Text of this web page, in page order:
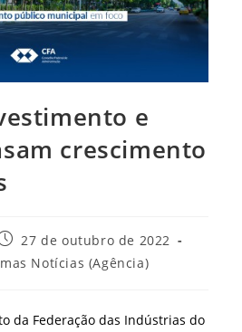
e
crescimento
27 de outubro de 2022
Notícias (Agência)
da Federação das Indústrias do